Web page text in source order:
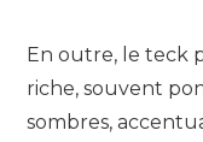
En outre, le teck
riche, souvent
sombres,